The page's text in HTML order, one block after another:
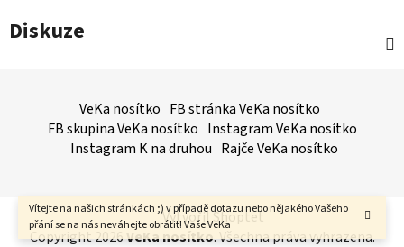
Vítejte na našich stránkách ;) v případě dotazu nebo nějakého Vašeho
přání se na nás neváhejte obrátit! Vaše VeKa
Diskuze
VeKa nosítko FB stránka VeKa nosítko
FB skupina VeKa nosítko Instagram VeKa nosítko
Instagram K na druhou Rajče VeKa nosítko
Vytvořil Shoptet
Copyright 2026VeKa nosítko. Všechna práva vyhrazena.